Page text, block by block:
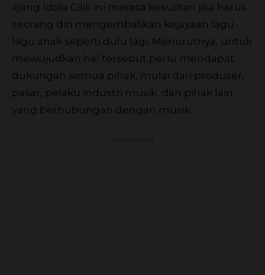
ajang Idola Cilik ini merasa kesulitan jika harus
seorang diri mengembalikan kejayaan lagu-
lagu anak seperti dulu lagi. Menurutnya, untuk
mewujudkan hal tersebut perlu mendapat
dukungan semua pihak, mulai dari produser,
pasar, pelaku industri musik, dan pihak lain
yang berhubungan dengan musik.